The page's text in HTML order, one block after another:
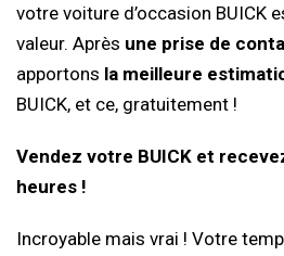
votre voiture d’occasion BUICK
valeur. Après une prise de
apportons la meilleure
BUICK, et ce, gratuitement !
Vendez votre BUICK et
heures !
Incroyable mais vrai ! Votre